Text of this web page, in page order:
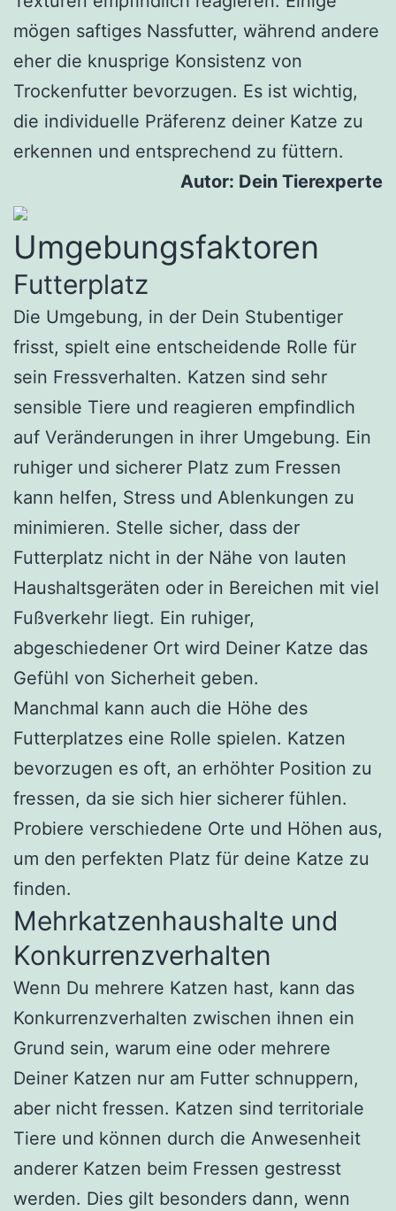
mögen saftiges Nassfutter, während andere
eher die knusprige Konsistenz von
Trockenfutter bevorzugen. Es ist wichtig,
die individuelle Präferenz deiner Katze zu
erkennen und entsprechend zu füttern.
Autor: Dein Tierexperte
Umgebungsfaktoren
Futterplatz
Die Umgebung, in der Dein Stubentiger
frisst, spielt eine entscheidende Rolle für
sein Fressverhalten. Katzen sind sehr
sensible Tiere und reagieren empfindlich
auf Veränderungen in ihrer Umgebung. Ein
ruhiger und sicherer Platz zum Fressen
kann helfen, Stress und Ablenkungen zu
minimieren. Stelle sicher, dass der
Futterplatz nicht in der Nähe von lauten
Haushaltsgeräten oder in Bereichen mit viel
Fußverkehr liegt. Ein ruhiger,
abgeschiedener Ort wird Deiner Katze das
Gefühl von Sicherheit geben.
Manchmal kann auch die Höhe des
Futterplatzes eine Rolle spielen. Katzen
bevorzugen es oft, an erhöhter Position zu
fressen, da sie sich hier sicherer fühlen.
Probiere verschiedene Orte und Höhen aus,
um den perfekten Platz für deine Katze zu
finden.
Mehrkatzenhaushalte und
Konkurrenzverhalten
Wenn Du mehrere Katzen hast, kann das
Konkurrenzverhalten zwischen ihnen ein
Grund sein, warum eine oder mehrere
Deiner Katzen nur am Futter schnuppern,
aber nicht fressen. Katzen sind territoriale
Tiere und können durch die Anwesenheit
anderer Katzen beim Fressen gestresst
werden. Dies gilt besonders dann, wenn